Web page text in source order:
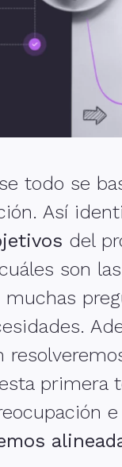
todo se
Así
del
son
muchas
primera